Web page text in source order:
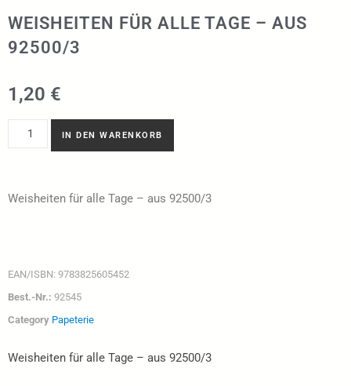
WEISHEITEN FÜR ALLE TAGE – AUS
92500/3
1,20 €
IN DEN WARENKORB
Weisheiten für alle Tage – aus 92500/3
EAN/ISBN: 9783825605452
Best.-Nr.: 92545
Category Papeterie
Weisheiten für alle Tage – aus 92500/3